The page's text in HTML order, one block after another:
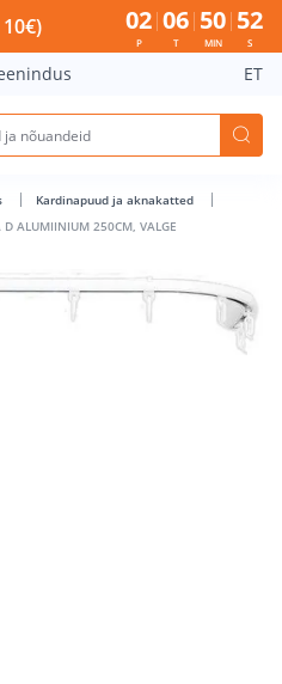
250CM, VALGE -
02
P
06
T
50
MIN
51
S
ET
Kardinapuud ja aknakatted
D ALUMIINIUM 250CM, VALGE